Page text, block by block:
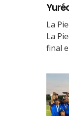
La
La
final